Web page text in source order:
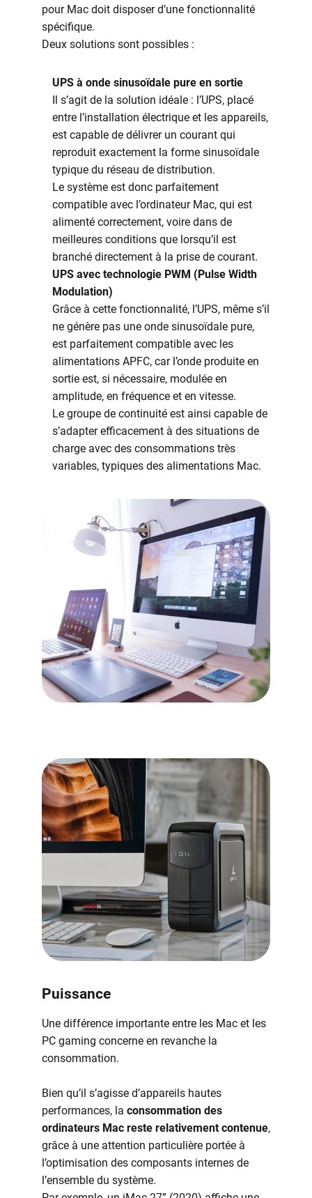
pour Mac doit disposer d’une fonctionnalité
spécifique.
Deux solutions sont possibles :
UPS à onde sinusoïdale pure en sortie
Il s’agit de la solution idéale : l’UPS, placé
entre l’installation électrique et les appareils,
est capable de délivrer un courant qui
reproduit exactement la forme sinusoïdale
typique du réseau de distribution.
Le système est donc parfaitement
compatible avec l’ordinateur Mac, qui est
alimenté correctement, voire dans de
meilleures conditions que lorsqu’il est
branché directement à la prise de courant.
UPS avec technologie PWM (Pulse Width
Modulation)
Grâce à cette fonctionnalité, l’UPS, même s’il
ne génère pas une onde sinusoïdale pure,
est parfaitement compatible avec les
alimentations APFC, car l’onde produite en
sortie est, si nécessaire, modulée en
amplitude, en fréquence et en vitesse.
Le groupe de continuité est ainsi capable de
s’adapter efficacement à des situations de
charge avec des consommations très
variables, typiques des alimentations Mac.
Puissance
Une différence importante entre les Mac et les
PC gaming concerne en revanche la
consommation.
Bien qu’il s’agisse d’appareils hautes
performances, la consommation des
ordinateurs Mac reste relativement contenue,
grâce à une attention particulière portée à
l’optimisation des composants internes de
l’ensemble du système.